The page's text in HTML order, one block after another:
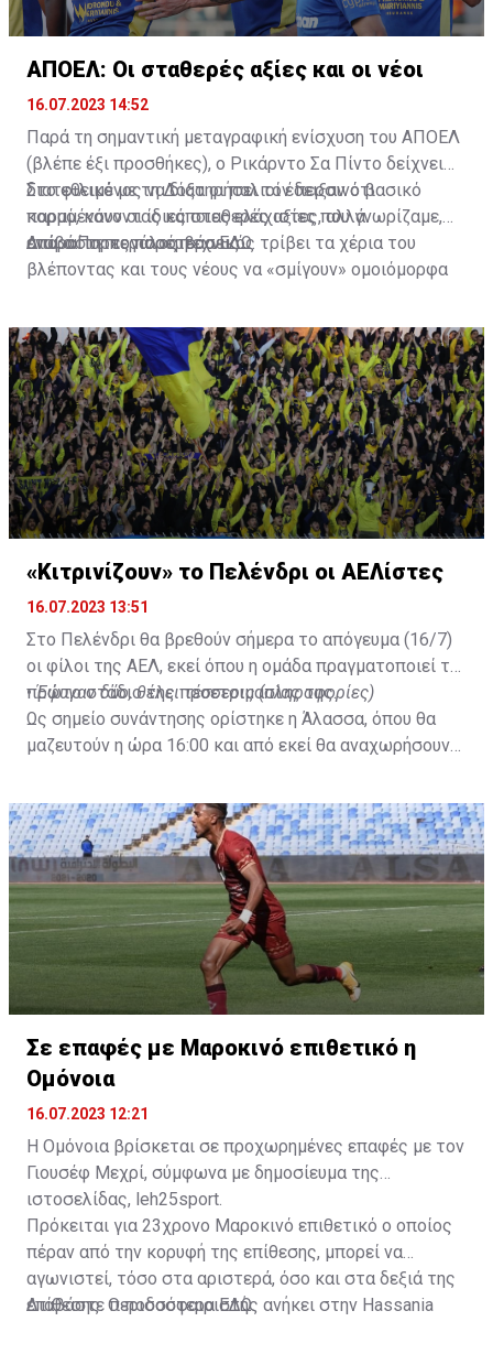
ΑΠΟΕΛ: Οι σταθερές αξίες και οι νέοι
16.07.2023 14:52
Παρά τη σημαντική μεταγραφική ενίσχυση του ΑΠΟΕΛ
(βλέπε έξι προσθήκες), ο Ρικάρντο Σα Πίντο δείχνει
διατεθειμένος να διατηρήσει τον περσινό βασικό
κορμό, κάνοντας κάποιες ελάχιστες, αλλά
απαραίτητες παρεμβάσεις.
Στο φιλικό με τη Δόξα οι παλιοί έδειξαν ότι
παραμένουν οι ίδιες σταθερές αξίες που γνωρίζαμε,
ενώ ο Πορτογάλος τεχνικός τρίβει τα χέρια του
βλέποντας και τους νέους να «σμίγουν» ομοιόμορφα
Διαβάστε περισσότεραΕΔΩ.
«Κιτρινίζουν» το Πελένδρι οι ΑΕΛίστες
16.07.2023 13:51
Στο Πελένδρι θα βρεθούν σήμερα το απόγευμα (16/7)
οι φίλοι της ΑΕΛ, εκεί όπου η ομάδα πραγματοποιεί το
πρώτο στάδιο της προετοιμασίας της.
•Έφυγαν δύο, θέλει τέσσερις (πληροφορίες)
Ως σημείο συνάντησης ορίστηκε η Άλασσα, όπου θα
μαζευτούν η ώρα 16:00 και από εκεί θα αναχωρήσουν
της ομάδας.
Σε επαφές με Μαροκινό επιθετικό η
Ομόνοια
16.07.2023 12:21
Η Ομόνοια βρίσκεται σε προχωρημένες επαφές με τον
Γιουσέφ Μεχρί, σύμφωνα με δημοσίευμα της
ιστοσελίδας, leh25sport.
Πρόκειται για 23χρονο Μαροκινό επιθετικό ο οποίος
πέραν από την κορυφή της επίθεσης, μπορεί να
αγωνιστεί, τόσο στα αριστερά, όσο και στα δεξιά της
επίθεσης. Ο ποδοσφαιριστής ανήκει στην Hassania
Διαβάστε περισσότεραΕΔΩ.